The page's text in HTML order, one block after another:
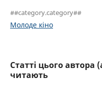
##category.category##
Молоде кіно
Статті цього автора
читають